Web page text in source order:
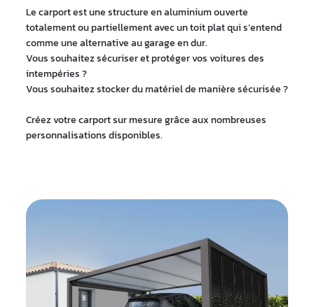
Le carport est une structure en aluminium ouverte
totalement ou partiellement avec un toit plat qui s’entend
comme une alternative au garage en dur.
Vous souhaitez sécuriser et protéger vos voitures des
intempéries ?
Vous souhaitez stocker du matériel de manière sécurisée ?
Créez votre carport sur mesure grâce aux nombreuses
personnalisations disponibles.